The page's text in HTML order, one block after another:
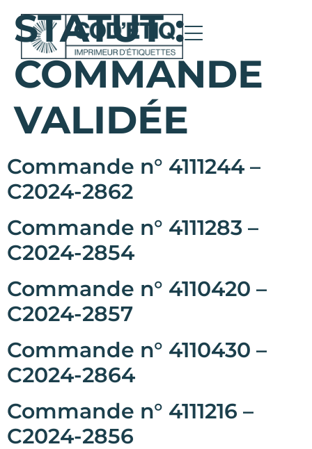
STATUT :
COMMANDE
VALIDÉE
Commande n° 4111244 –
C2024-2862
Commande n° 4111283 –
C2024-2854
Commande n° 4110420 –
C2024-2857
Commande n° 4110430 –
C2024-2864
Commande n° 4111216 –
C2024-2856